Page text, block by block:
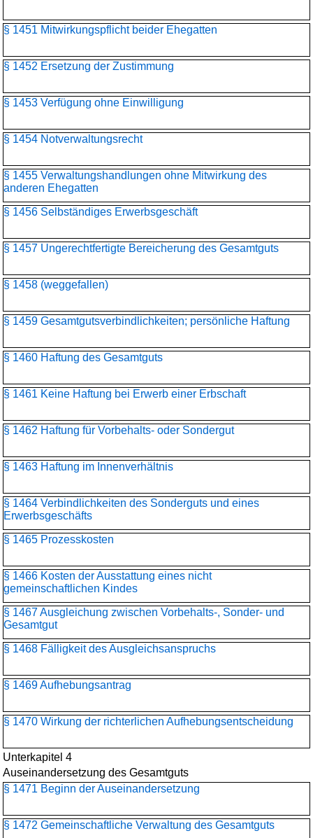
§ 1451 Mitwirkungspflicht beider Ehegatten
§ 1452 Ersetzung der Zustimmung
§ 1453 Verfügung ohne Einwilligung
§ 1454 Notverwaltungsrecht
§ 1455 Verwaltungshandlungen ohne Mitwirkung des
anderen Ehegatten
§ 1456 Selbständiges Erwerbsgeschäft
§ 1457 Ungerechtfertigte Bereicherung des Gesamtguts
§ 1458 (weggefallen)
§ 1459 Gesamtgutsverbindlichkeiten; persönliche Haftung
§ 1460 Haftung des Gesamtguts
§ 1461 Keine Haftung bei Erwerb einer Erbschaft
§ 1462 Haftung für Vorbehalts- oder Sondergut
§ 1463 Haftung im Innenverhältnis
§ 1464 Verbindlichkeiten des Sonderguts und eines
Erwerbsgeschäfts
§ 1465 Prozesskosten
§ 1466 Kosten der Ausstattung eines nicht
gemeinschaftlichen Kindes
§ 1467 Ausgleichung zwischen Vorbehalts-, Sonder- und
Gesamtgut
§ 1468 Fälligkeit des Ausgleichsanspruchs
§ 1469 Aufhebungsantrag
§ 1470 Wirkung der richterlichen Aufhebungsentscheidung
Unterkapitel 4
Auseinandersetzung des Gesamtguts
§ 1471 Beginn der Auseinandersetzung
§ 1472 Gemeinschaftliche Verwaltung des Gesamtguts